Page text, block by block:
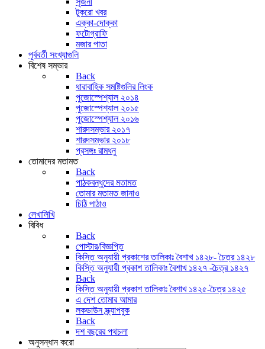
টুকরো খবর
এক্কা-দোক্কা
ফটোগ্রাফি
মজার পাতা
পূর্ববর্তী সংখ্যাগুলি
বিশেষ সম্ভার
Back
ধারাবাহিক সমষ্টিগুলির লিংক
পুজোস্পেশ্যাল ২০১৪
পুজোস্পেশ্যাল ২০১৫
পুজোস্পেশ্যাল ২০১৬
শারদসম্ভার ২০১৭
শারদসম্ভার ২০১৮
প্রসঙ্গঃ রামধনু
তোমাদের মতামত
Back
পাঠকবন্ধুদের মতামত
তোমার মতামত জানাও
চিঠি পাঠাও
লেখালিখি
বিবিধ
Back
পোস্টার/বিজ্ঞপ্তি
কিস্তি অনুযায়ী প্রকাশের তালিকাঃ বৈশাখ ১৪২৮- চৈত্র ১৪২৮
কিস্তি অনুযায়ী প্রকাশ তালিকাঃ বৈশাখ ১৪২৭ -চৈত্র ১৪২৭
Back
কিস্তি অনুযায়ী প্রকাশ তালিকাঃ বৈশাখ ১৪২৫-চৈত্র ১৪২৫
এ দেশ তোমার আমার
লকডাউন স্ক্র্যাপবুক
Back
দশ বছরের পথচলা
অনুসন্ধান করো